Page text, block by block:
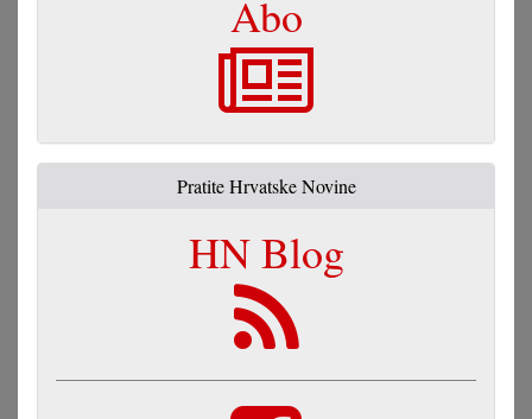
Abo
Pratite Hrvatske Novine
HN Blog